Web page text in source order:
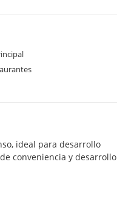
ideal para desarrollo
conveniencia y desarrollo